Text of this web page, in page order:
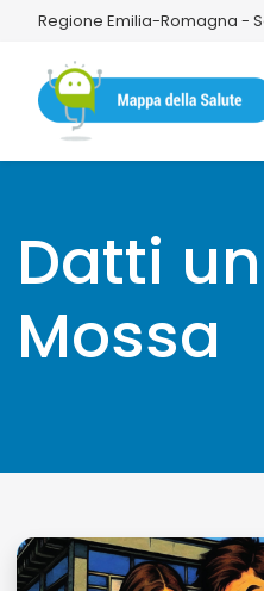
Regione Emilia-Romagna -
Datti
Mossa